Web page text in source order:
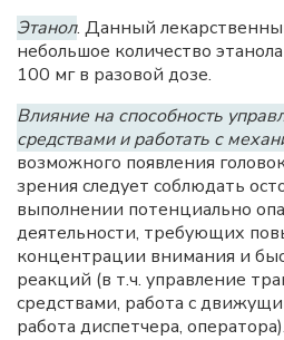
Этанол. Данный
небольшое количество
100 мг в разовой дозе.
Влияние на способность
средствами и работать с
возможного появления
зрения следует соблюдать
выполнении потенциально
деятельности, требующих
концентрации внимания и
реакций (в т.ч. управление
средствами, работа с
работа диспетчера, оператора).